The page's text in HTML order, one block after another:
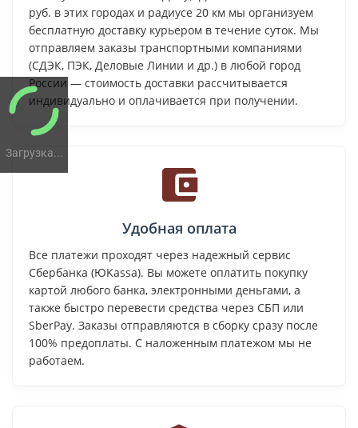
Загрузка...
руб. в этих городах и радиусе 20 км мы организуем
бесплатную доставку курьером в течение суток. Мы
отправляем заказы транспортными компаниями
(СДЭК, ПЭК, Деловые Линии и др.) в любой город
России — стоимость доставки рассчитывается
индивидуально и оплачивается при получении.
Удобная оплата
Все платежи проходят через надежный сервис
Сбербанка (ЮKassa). Вы можете оплатить покупку
картой любого банка, электронными деньгами, а
также быстро перевести средства через СБП или
SberPay. Заказы отправляются в сборку сразу после
100% предоплаты. С наложенным платежом мы не
работаем.